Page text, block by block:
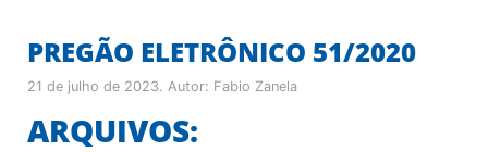
PREGÃO ELETRÔNICO 51/2020
21 de julho de 2023. Autor: Fabio Zanela
ARQUIVOS: